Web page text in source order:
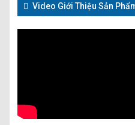
Video Giới Thiệu Sản